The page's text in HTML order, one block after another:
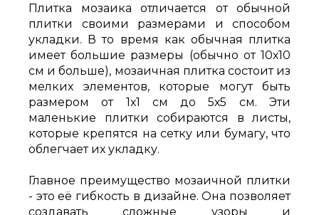
Плитка мозаика отличается от обычной
плитки своими размерами и способом
укладки. В то время как обычная плитка
имеет большие размеры (обычно от 10х10
см и больше), мозаичная плитка состоит из
мелких элементов, которые могут быть
размером от 1х1 см до 5х5 см. Эти
маленькие плитки собираются в листы,
которые крепятся на сетку или бумагу, что
облегчает их укладку.
Главное преимущество мозаичной плитки
- это её гибкость в дизайне. Она позволяет
создавать сложные узоры и